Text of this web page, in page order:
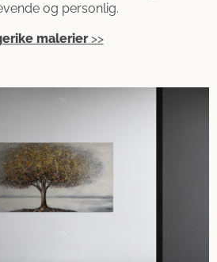
og personlig.
malerier>>